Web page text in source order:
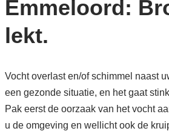
Emmeloord:
lekt.
Vocht overlast en/of schimmel naast
een gezonde situatie, en het gaat
Pak eerst de oorzaak van het vocht
u de omgeving en wellicht ook de